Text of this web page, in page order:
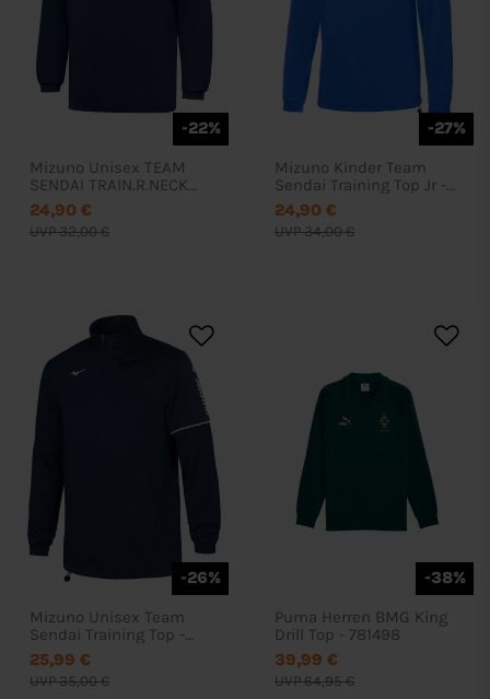
-22%
Mizuno Unisex TEAM
SENDAI TRAIN.R.NECK
SWEAT - P2EC2A40
UVP 32,00 €
24,90 €
-27%
Mizuno Kinder Team
Sendai Training Top Jr -
32EC9940
UVP 34,00 €
24,90 €
-26%
Mizuno Unisex Team
Sendai Training Top -
P2EC7640
UVP 35,00 €
25,99 €
-38%
Puma Herren BMG King
Drill Top - 781498
UVP 64,95 €
39,99 €